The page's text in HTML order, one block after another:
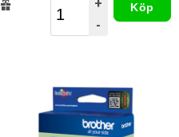
+
-
Köp